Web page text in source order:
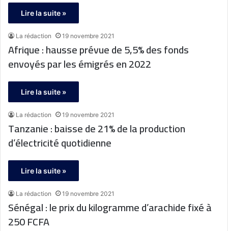
Lire la suite »
La rédaction 19 novembre 2021
Afrique : hausse prévue de 5,5% des fonds
envoyés par les émigrés en 2022
Lire la suite »
La rédaction 19 novembre 2021
Tanzanie : baisse de 21% de la production
d’électricité quotidienne
Lire la suite »
La rédaction 19 novembre 2021
Sénégal : le prix du kilogramme d’arachide fixé à
250 FCFA